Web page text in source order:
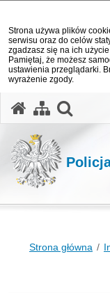
Strona używa plików
serwisu oraz do celów
zgadzasz się na ich
Pamiętaj, że możesz
ustawienia przeglądarki.
wyrażenie zgody.
Strona główna